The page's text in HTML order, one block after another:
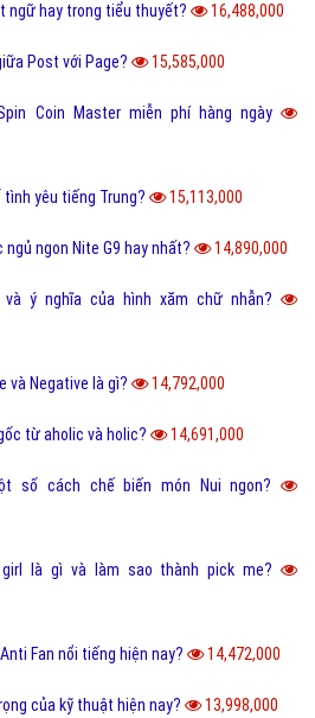
ngữ hay trong tiểu thuyết? 16,488,000
Post với Page? 15,585,000
Coin Master miễn phí hàng ngày
yêu tiếng Trung? 15,113,000
ngon Nite G9 hay nhất? 14,890,000
ý nghĩa của hình xăm chữ nhẫn?
và Negative là gì? 14,792,000
từ aholic và holic? 14,691,000
số cách chế biến món Nui ngon?
là gì và làm sao thành pick me?
Fan nổi tiếng hiện nay? 14,472,000
của kỹ thuật hiện nay? 13,998,000